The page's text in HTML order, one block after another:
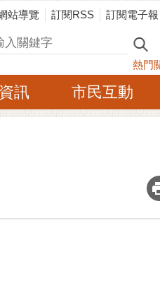
站導覽 訂閱RSS 訂閱電子報
熱門
訊 市民互動
_